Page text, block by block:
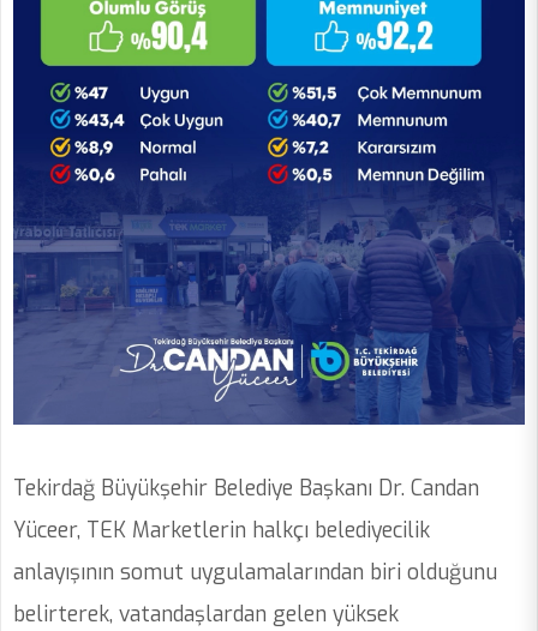
Tekirdağ Büyükşehir Belediye Başkanı Dr. Candan
Yüceer, TEK Marketlerin halkçı belediyecilik
anlayışının somut uygulamalarından biri olduğunu
belirterek, vatandaşlardan gelen yüksek